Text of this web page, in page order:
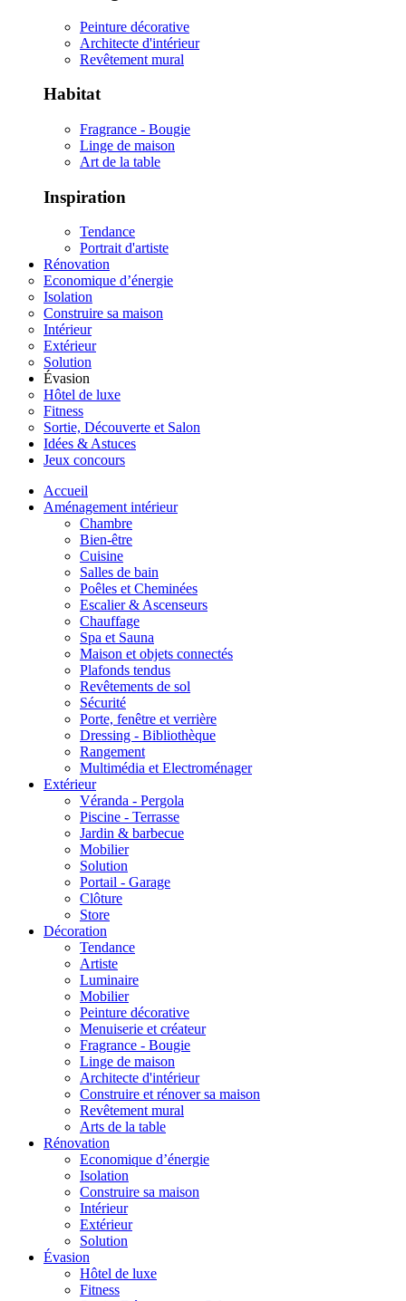
Peinture décorative
Architecte d'intérieur
Revêtement mural
Habitat
Fragrance - Bougie
Linge de maison
Art de la table
Inspiration
Tendance
Portrait d'artiste
Rénovation
Economique d’énergie
Isolation
Construire sa maison
Intérieur
Extérieur
Solution
Évasion
Hôtel de luxe
Fitness
Sortie, Découverte et Salon
Idées & Astuces
Jeux concours
Accueil
Aménagement intérieur
Chambre
Bien-être
Cuisine
Salles de bain
Poêles et Cheminées
Escalier & Ascenseurs
Chauffage
Spa et Sauna
Maison et objets connectés
Plafonds tendus
Revêtements de sol
Sécurité
Porte, fenêtre et verrière
Dressing - Bibliothèque
Rangement
Multimédia et Electroménager
Extérieur
Véranda - Pergola
Piscine - Terrasse
Jardin & barbecue
Mobilier
Solution
Portail - Garage
Clôture
Store
Décoration
Tendance
Artiste
Luminaire
Mobilier
Peinture décorative
Menuiserie et créateur
Fragrance - Bougie
Linge de maison
Architecte d'intérieur
Construire et rénover sa maison
Revêtement mural
Arts de la table
Rénovation
Economique d’énergie
Isolation
Construire sa maison
Intérieur
Extérieur
Solution
Évasion
Hôtel de luxe
Fitness